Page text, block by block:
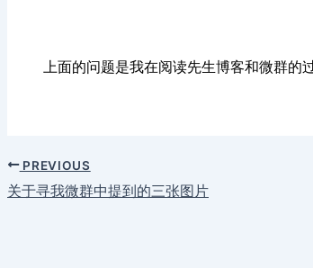
上面的问题是我在阅读先生博客和微群的
PREVIOUS
关于寻我微群中提到的三张图片